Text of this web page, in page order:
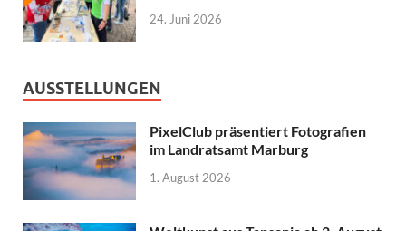
24. Juni 2026
AUSSTELLUNGEN
PixelClub präsentiert Fotografien
im Landratsamt Marburg
1. August 2026